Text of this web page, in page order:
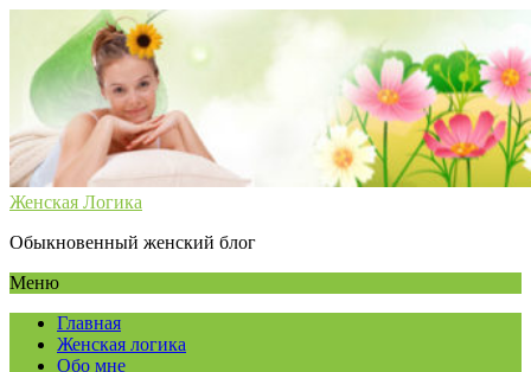
Женская Логика
Обыкновенный женский блог
Меню
Главная
Женская логика
Обо мне